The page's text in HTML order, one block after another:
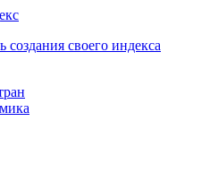
создания своего индекса